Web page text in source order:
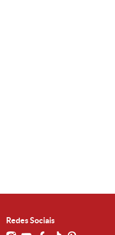
Redes Sociais